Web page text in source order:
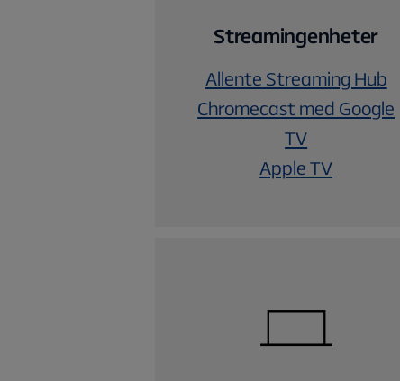
Streamingenheter
Allente Streaming Hub
Chromecast med Google
TV
Apple TV